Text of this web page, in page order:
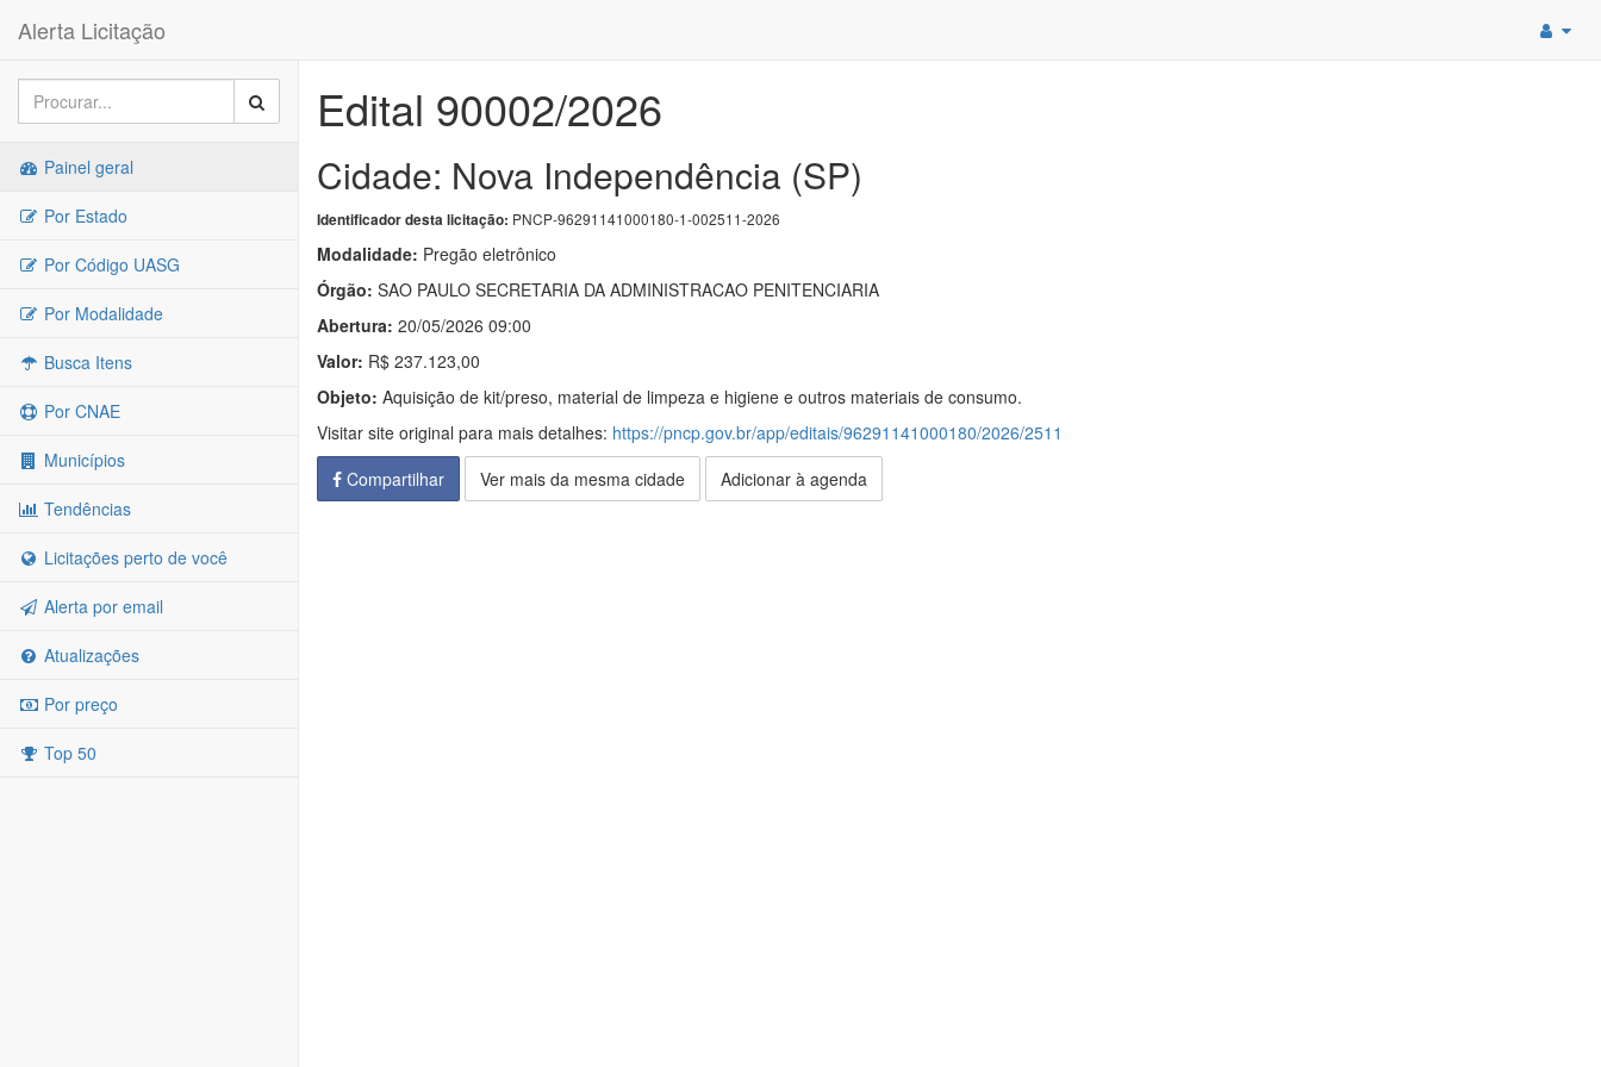
Alerta Licitação
Painel geral
Por Estado
Por Código UASG
Por Modalidade
Busca Itens
Por CNAE
Municípios
Tendências
Licitações perto de você
Alerta por email
Atualizações
Por preço
Top 50
Edital 90002/2026
Cidade: Nova Independência (SP)
Identificador desta licitação: PNCP-96291141000180-1-002511-2026
Modalidade: Pregão eletrônico
Órgão: SAO PAULO SECRETARIA DA ADMINISTRACAO PENITENCIARIA
Abertura: 20/05/2026 09:00
Valor: R$ 237.123,00
Objeto: Aquisição de kit/preso, material de limpeza e higiene e outros materiais de consumo.
Visitar site original para mais detalhes: https://pncp.gov.br/app/editais/96291141000180/2026/2511
Compartilhar
Ver mais da mesma cidade Adicionar à agenda